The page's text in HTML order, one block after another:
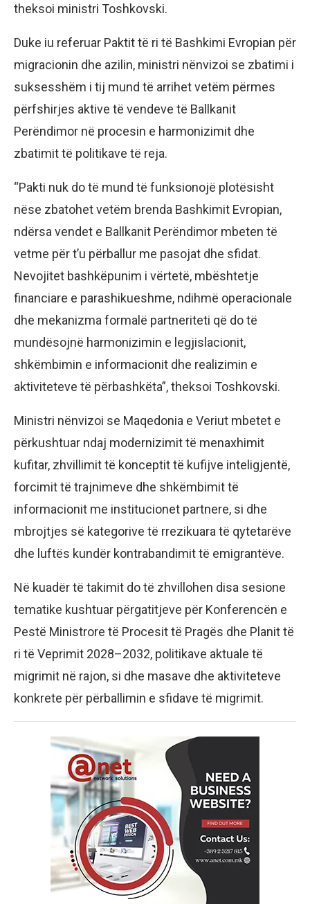
theksoi ministri Toshkovski.
Duke iu referuar Paktit të ri të Bashkimi Evropian për
migracionin dhe azilin, ministri nënvizoi se zbatimi i
suksesshëm i tij mund të arrihet vetëm përmes
përfshirjes aktive të vendeve të Ballkanit
Perëndimor në procesin e harmonizimit dhe
zbatimit të politikave të reja.
“Pakti nuk do të mund të funksionojë plotësisht
nëse zbatohet vetëm brenda Bashkimit Evropian,
ndërsa vendet e Ballkanit Perëndimor mbeten të
vetme për t’u përballur me pasojat dhe sfidat.
Nevojitet bashkëpunim i vërtetë, mbështetje
financiare e parashikueshme, ndihmë operacionale
dhe mekanizma formalë partneriteti që do të
mundësojnë harmonizimin e legjislacionit,
shkëmbimin e informacionit dhe realizimin e
aktiviteteve të përbashkëta”, theksoi Toshkovski.
Ministri nënvizoi se Maqedonia e Veriut mbetet e
përkushtuar ndaj modernizimit të menaxhimit
kufitar, zhvillimit të konceptit të kufijve inteligjentë,
forcimit të trajnimeve dhe shkëmbimit të
informacionit me institucionet partnere, si dhe
mbrojtjes së kategorive të rrezikuara të qytetarëve
dhe luftës kundër kontrabandimit të emigrantëve.
Në kuadër të takimit do të zhvillohen disa sesione
tematike kushtuar përgatitjeve për Konferencën e
Pestë Ministrore të Procesit të Pragës dhe Planit të
ri të Veprimit 2028–2032, politikave aktuale të
migrimit në rajon, si dhe masave dhe aktiviteteve
konkrete për përballimin e sfidave të migrimit.